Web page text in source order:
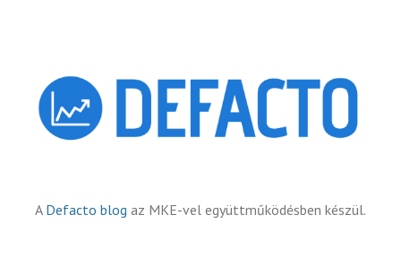
A Defacto blog az MKE-vel együttműködésben készül.